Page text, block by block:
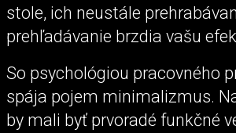
stole, ich neustále
prehľadávanie brzdia vašu
So psychológiou pracovného
spája pojem minimalizmus.
by mali byť prvoradé funkčné